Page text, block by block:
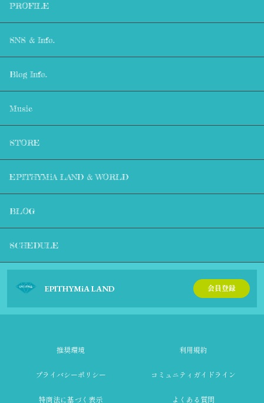
PROFILE
SNS & Info.
Blog Info.
Music
STORE
EPITHYMiA LAND & WORLD
BLOG
SCHEDULE
EPITHYMiA LAND 会員登録
推奨環境 利用規約
プライバシーポリシー コミュニティガイドライン
特商法に基づく表示 よくある質問